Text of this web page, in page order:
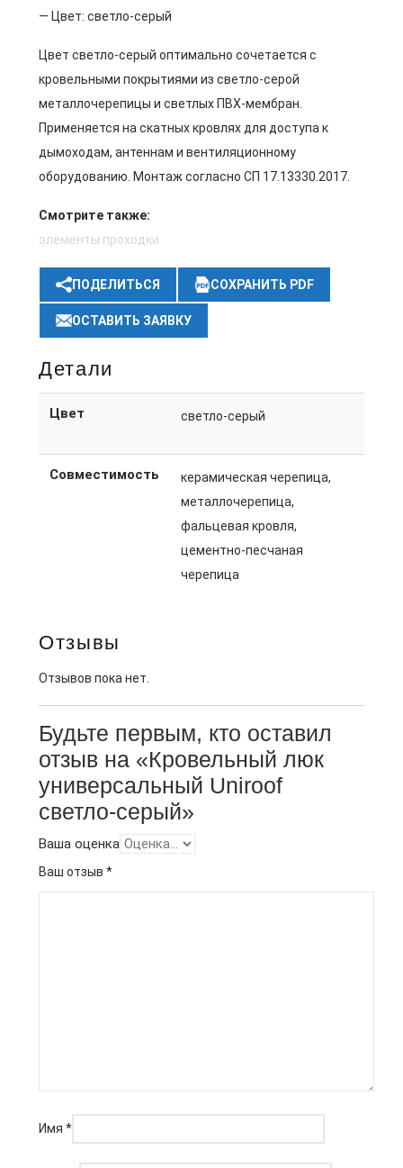
— Цвет: светло-серый
Цвет светло-серый оптимально сочетается с
кровельными покрытиями из светло-серой
металлочерепицы и светлых ПВХ-мембран.
Применяется на скатных кровлях для доступа к
дымоходам, антеннам и вентиляционному
оборудованию. Монтаж согласно СП 17.13330.2017.
Смотрите также:
элементы проходки
ПОДЕЛИТЬСЯ СОХРАНИТЬ PDF
ОСТАВИТЬ ЗАЯВКУ
Детали
Цвет светло-серый
Совместимость
керамическая черепица,
металлочерепица,
фальцевая кровля,
цементно-песчаная
черепица
Отзывы
Отзывов пока нет.
Будьте первым, кто оставил
отзыв на «Кровельный люк
универсальный Uniroof
светло-серый»
Ваша оценка
Ваш отзыв *
Имя *